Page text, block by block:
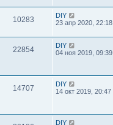
10283
DIY
23 апр 2020, 22:18
22854
DIY
04 ноя 2019, 09:39
14707
DIY
14 окт 2019, 20:47
DIY